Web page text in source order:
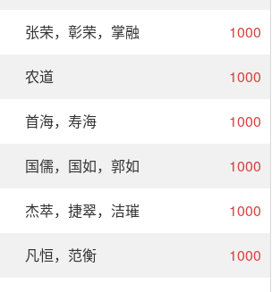
张荣，彰荣，掌融 1000
农道 1000
首海，寿海 1000
国儒，国如，郭如 1000
杰萃，捷翠，洁璀 1000
凡恒，范衡 1000